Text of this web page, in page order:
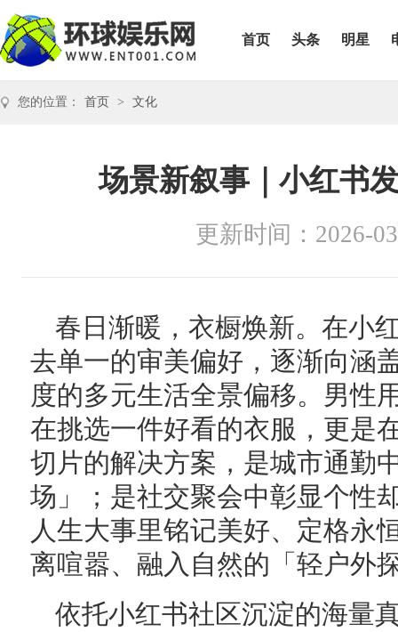
首页 头条 明星
您的位置： 首页 > 文化
场景新叙事｜小红书
更新时间：2026-
春日渐暖，衣橱焕新。在小
去单一的审美偏好，逐渐向涵
度的多元生活全景偏移。男性
在挑选一件好看的衣服，更是
切片的解决方案，是城市通勤
场」；是社交聚会中彰显个性
人生大事里铭记美好、定格永
离喧嚣、融入自然的「轻户外
依托小红书社区沉淀的海量